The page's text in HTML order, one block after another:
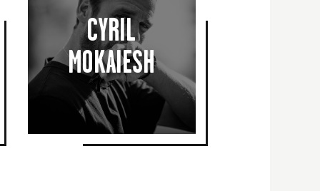
CYRIL
MOKAIESH
CYRIL
MOKAIESH